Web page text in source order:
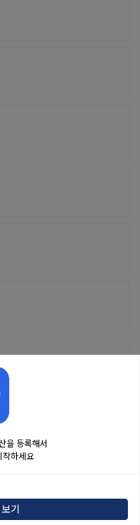
을 등록해서
작하세요
기
위한 것이며 투자 권유 또는 자문에
법적인 책임을 지지 않으며, 투자